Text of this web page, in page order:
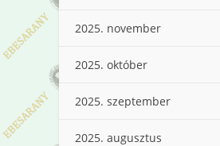
2025. november
2025. október
2025. szeptember
2025. augusztus